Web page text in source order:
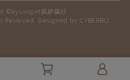
©kysonpet凱舒貓砂
Reserved. Designed by CYBERBIZ.